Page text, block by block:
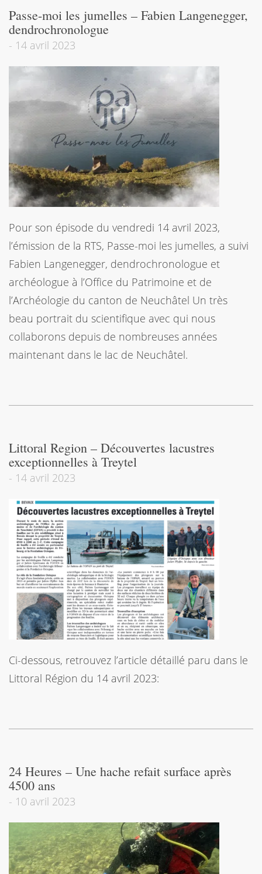
Passe-moi les jumelles – Fabien Langenegger,
dendrochronologue
- 14 avril 2023
Pour son épisode du vendredi 14 avril 2023,
l’émission de la RTS, Passe-moi les jumelles, a suivi
Fabien Langenegger, dendrochronologue et
archéologue à l’Office du Patrimoine et de
l’Archéologie du canton de Neuchâtel Un très
beau portrait du scientifique avec qui nous
collaborons depuis de nombreuses années
maintenant dans le lac de Neuchâtel.
Littoral Region – Découvertes lacustres
exceptionnelles à Treytel
- 14 avril 2023
Ci-dessous, retrouvez l’article détaillé paru dans le
Littoral Région du 14 avril 2023:
24 Heures – Une hache refait surface après
4500 ans
- 10 avril 2023